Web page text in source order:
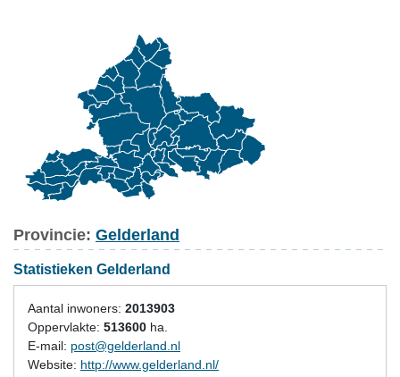
Provincie: Gelderland
Statistieken Gelderland
Aantal inwoners: 2013903
Oppervlakte: 513600 ha.
E-mail: post@gelderland.nl
Website: http://www.gelderland.nl/